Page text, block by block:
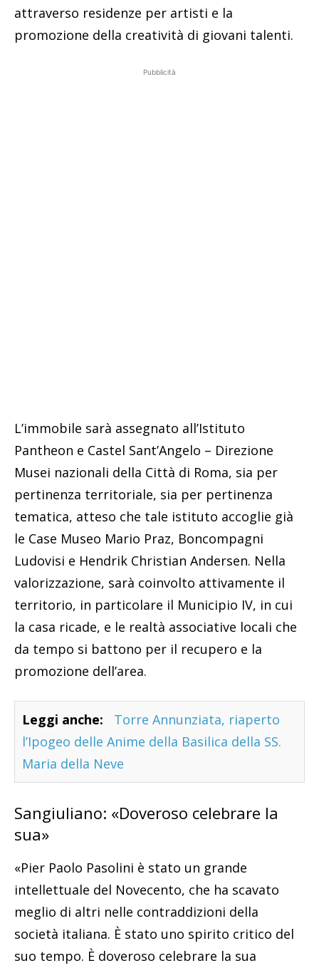
attraverso residenze per artisti e la
promozione della creatività di giovani talenti.
Pubblicità
L’immobile sarà assegnato all’Istituto
Pantheon e Castel Sant’Angelo – Direzione
Musei nazionali della Città di Roma, sia per
pertinenza territoriale, sia per pertinenza
tematica, atteso che tale istituto accoglie già
le Case Museo Mario Praz, Boncompagni
Ludovisi e Hendrik Christian Andersen. Nella
valorizzazione, sarà coinvolto attivamente il
territorio, in particolare il Municipio IV, in cui
la casa ricade, e le realtà associative locali che
da tempo si battono per il recupero e la
promozione dell’area.
Leggi anche:
Torre Annunziata, riaperto
l’Ipogeo delle Anime della Basilica della SS.
Maria della Neve
Sangiuliano: «Doveroso celebrare la
sua»
«Pier Paolo Pasolini è stato un grande
intellettuale del Novecento, che ha scavato
meglio di altri nelle contraddizioni della
società italiana. È stato uno spirito critico del
suo tempo. È doveroso celebrare la sua